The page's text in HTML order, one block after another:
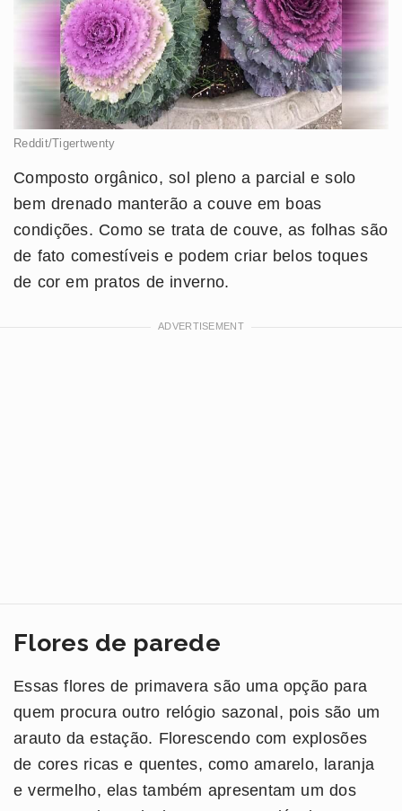
Reddit/Tigertwenty
Composto orgânico, sol pleno a parcial e solo
bem drenado manterão a couve em boas
condições. Como se trata de couve, as folhas são
de fato comestíveis e podem criar belos toques
de cor em pratos de inverno.
Flores de parede
Essas flores de primavera são uma opção para
quem procura outro relógio sazonal, pois são um
arauto da estação. Florescendo com explosões
de cores ricas e quentes, como amarelo, laranja
e vermelho, elas também apresentam um dos